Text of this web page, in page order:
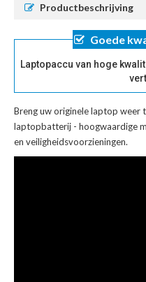
Productbeschrijving
Goede
Laptopaccu van hoge
Breng uw originele laptop weer
laptopbatterij - hoogwaardige
en veiligheidsvoorzieningen.